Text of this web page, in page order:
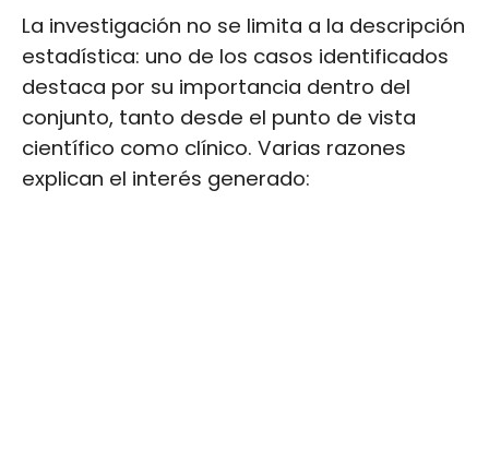
La investigación no se limita a la descripción
estadística: uno de los casos identificados
destaca por su importancia dentro del
conjunto, tanto desde el punto de vista
científico como clínico. Varias razones
explican el interés generado: